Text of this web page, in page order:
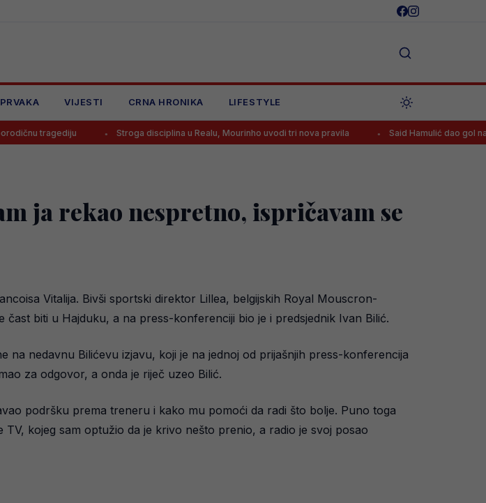
VIJESTI CRNA HRONIKA LIFESTYLE
Stroga disciplina u Realu, Mourinho uvodi tri nova pravila Said Hamulić dao gol nakon
ja rekao nespretno, ispričavam se
Vitalija. Bivši sportski direktor Lillea, belgijskih Royal Mouscron-
biti u Hajduku, a na press-konferenciji bio je i predsjednik Ivan Bilić.
nedavnu Bilićevu izjavu, koji je na jednoj od prijašnjih press-konferencija
za odgovor, a onda je riječ uzeo Bilić.
podršku prema treneru i kako mu pomoći da radi što bolje. Puno toga
kojeg sam optužio da je krivo nešto prenio, a radio je svoj posao